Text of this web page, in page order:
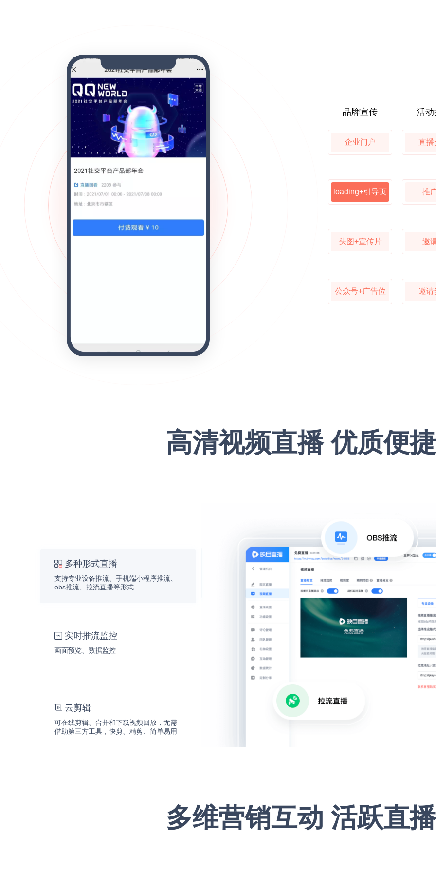
品牌宣传
企业门户
loading+引导页
头图+宣传片
公众号+广告位
活动
直播
推
邀
邀请
高清视频直播 优质便
多种形式直播
支持专业设备推流、手机端小程序推流、
obs推流、拉流直播等形式
实时推流监控
画面预览、数据监控
云剪辑
可在线剪辑、合并和下载视频回放，无需
借助第三方工具，快剪、精剪、简单易用
多维营销互动 活跃直